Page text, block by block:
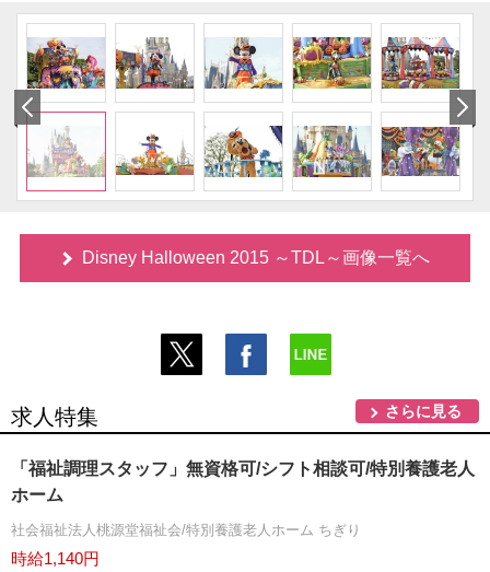
Disney Halloween 2015 ～TDL～画像一覧へ
求人特集 さらに見る
「福祉調理スタッフ」無資格可/シフト相談可/特別養護老人
ホーム
社会福祉法人桃源堂福祉会/特別養護老人ホーム ちぎり
時給1,140円